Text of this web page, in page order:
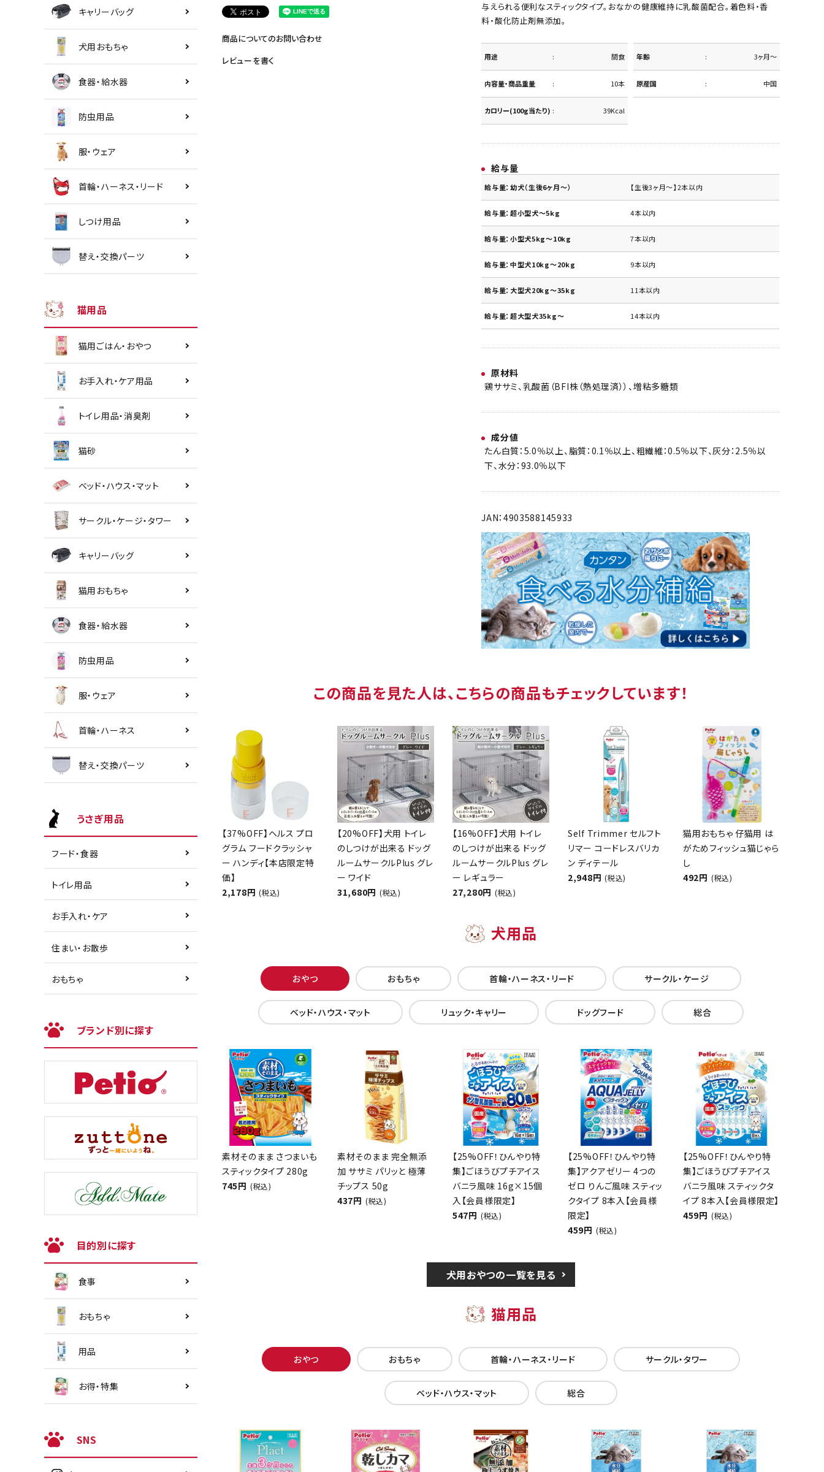
キャリーバッグ
犬用おもちゃ
食器・給水器
防虫用品
服・ウェア
首輪・ハーネス・リード
しつけ用品
替え・交換パーツ
猫用品
猫用ごはん・おやつ
お手入れ・ケア用品
トイレ用品・消臭剤
猫砂
ベッド・ハウス・マット
サークル・ケージ・タワー
キャリーバッグ
猫用おもちゃ
食器・給水器
防虫用品
服・ウェア
首輪・ハーネス
替え・交換パーツ
うさぎ用品
フード・食器
トイレ用品
お手入れ・ケア
住まい・お散歩
おもちゃ
ブランド別に探す
目的別に探す
食事
おもちゃ
用品
お得・特集
SNS
商品についてのお問い合わせ
レビューを書く
与えられる便利なスティックタイプ。おなかの健康維持に乳酸菌配合。着色料・香
料・酸化防止剤無添加。
用途 間食 年齢 3ヶ月～
内容量・商品重量 10本 原産国 中国
カロリー(100g当たり) 39Kcal
給与量
給与量：幼犬（生後6ヶ月～） 【生後3ヶ月～】2本以内
給与量：超小型犬～5kg 4本以内
給与量：小型犬5kg～10kg 7本以内
給与量：中型犬10kg～20kg 9本以内
給与量：大型犬20kg～35kg 11本以内
給与量：超大型犬35kg～ 14本以内
原材料
鶏ササミ、乳酸菌（BFI株（熱処理済））、増粘多糖類
成分値
たん白質：5.0％以上、脂質：0.1％以上、粗繊維：0.5％以下、灰分：2.5％以
下、水分：93.0％以下
JAN：4903588145933
この商品を見た人は、こちらの商品もチェックしています！
【37%OFF】ヘルス プロ
グラム フードクラッシャ
ー ハンディ【本店限定特
価】
2,178円 (税込)
【20%OFF】犬用 トイレ
のしつけが出来る ドッグ
ルームサークルPlus グレ
ー ワイド
31,680円 (税込)
【16%OFF】犬用 トイレ
のしつけが出来る ドッグ
ルームサークルPlus グレ
ー レギュラー
27,280円 (税込)
Self Trimmer セルフト
リマー コードレスバリカ
ン ディテール
2,948円 (税込)
猫用おもちゃ 仔猫用 は
がためフィッシュ猫じゃら
し
492円 (税込)
犬用品
おやつ おもちゃ 首輪・ハーネス・リード サークル・ケージ
ベッド・ハウス・マット リュック・キャリー ドッグフード 総合
素材そのまま さつまいも
スティックタイプ 280g
745円 (税込)
素材そのまま 完全無添
加 ササミ パリッと 極薄
チップス 50g
437円 (税込)
【25%OFF！ひんやり特
集】ごほうびプチアイス
バニラ風味 16g×15個
入【会員様限定】
547円 (税込)
【25%OFF！ひんやり特
集】アクアゼリー 4つの
ゼロ りんご風味 スティッ
クタイプ 8本入【会員様
限定】
459円 (税込)
【25%OFF！ひんやり特
集】ごほうびプチアイス
バニラ風味 スティックタ
イプ 8本入【会員様限定】
459円 (税込)
犬用おやつの一覧を見る
猫用品
おやつ おもちゃ 首輪・ハーネス・リード サークル・タワー
ベッド・ハウス・マット 総合